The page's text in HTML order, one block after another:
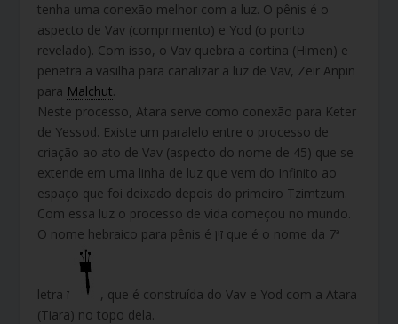
tenha uma conexão melhor com a luz. O pênis é o
aspecto de Vav (comprimento) e Yod (o ponto
revelado). Com isso, o Vav quebra a cortina (Himen) e
penetra a vasilha para canalizar a luz de Vav, Zeir Anpin
para Malchut.
Neste processo, Atara serve como conexão para Keter
de Yessod. Existe um paralelo entre o processo de
criação ao ato de Vav (aspecto do nome de 45) que se
extende em uma linha de luz que vem do Infinito ao
espaço que foi deixado depois do primeiro Tzimtzum.
Com essa luz o processo de vida começou no mundo.
O nome hebraico para pênis é זין que é o nome da 7ª
, que é construída do Vav e Yod com a Atara
(Tiara) no topo dela.